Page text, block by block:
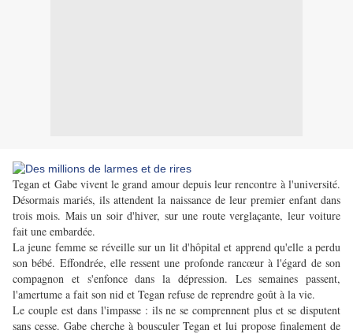
Tegan et Gabe vivent le grand amour depuis leur rencontre à l'université.
Désormais mariés, ils attendent la naissance de leur premier enfant dans
trois mois. Mais un soir d'hiver, sur une route verglaçante, leur voiture
fait une embardée.
La jeune femme se réveille sur un lit d'hôpital et apprend qu'elle a perdu
son bébé. Effondrée, elle ressent une profonde rancœur à l'égard de son
compagnon et s'enfonce dans la dépression. Les semaines passent,
l'amertume a fait son nid et Tegan refuse de reprendre goût à la vie.
Le couple est dans l'impasse : ils ne se comprennent plus et se disputent
sans cesse. Gabe cherche à bousculer Tegan et lui propose finalement de